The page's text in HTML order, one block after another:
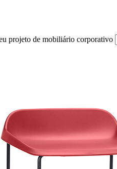
projeto de mobiliário corporativo